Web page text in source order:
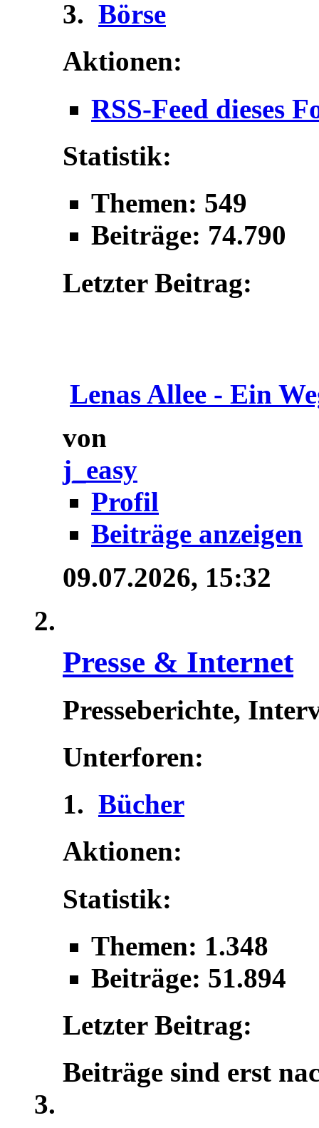
Börse
Aktionen:
RSS-Feed dieses
Statistik:
Themen: 549
Beiträge: 74.790
Letzter Beitrag:
Lenas Allee - Ein
von
j_easy
Profil
Beiträge anzeigen
09.07.2026, 15:32
Presse & Internet
Presseberichte,
Unterforen:
Bücher
Aktionen:
Statistik:
Themen: 1.348
Beiträge: 51.894
Letzter Beitrag:
Beiträge sind erst